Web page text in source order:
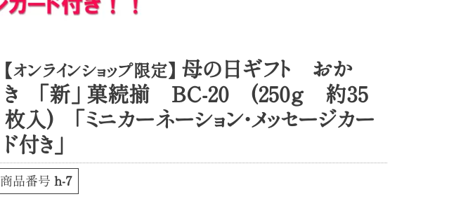
【オンラインショップ限定】 母の日ギフト おか
き 「新」 菓続揃 ＢＣ-20 (250ｇ 約35
枚入) 「ミニカーネーション・メッセージカー
ド付き」
商品番号 h-7